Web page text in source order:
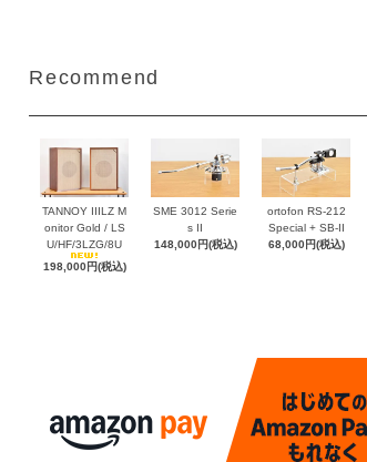
Recommend
TANNOY IIILZ M
onitor Gold / LS
U/HF/3LZG/8U
198,000円(税込)
SME 3012 Serie
s II
148,000円(税込)
ortofon RS-212
Special + SB-II
68,000円(税込)